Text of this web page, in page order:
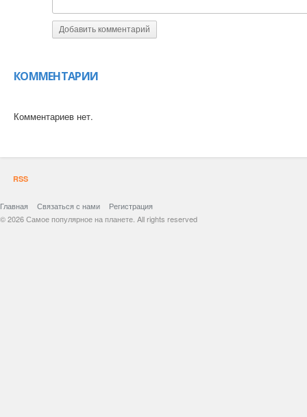
Добавить комментарий
КОММЕНТАРИИ
Комментариев нет.
RSS
Главная Связаться с нами
Регистрация
© 2026 Самое популярное на планете. All rights reserved